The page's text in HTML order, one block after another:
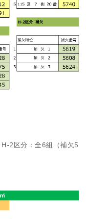
2区分：全6組（補欠5